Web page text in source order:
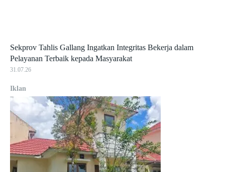
Sekprov Tahlis Gallang Ingatkan Integritas Bekerja dalam
Pelayanan Terbaik kepada Masyarakat
31.07.26
Iklan